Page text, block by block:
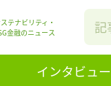
テナビリティ・
金融のニュース
インタビュー